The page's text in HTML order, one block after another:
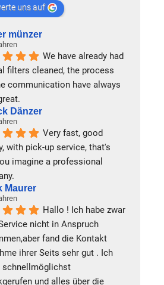
uns auf
münzer
We have already had
filters cleaned, the process
communication have always
Dänzer
Very fast, good
with pick-up service, that's
imagine a professional
Maurer
Hallo ! Ich habe zwar
nicht in Anspruch
fand die Kontakt
ihrer Seits sehr gut . Ich
schnellmöglichst
und alles über die